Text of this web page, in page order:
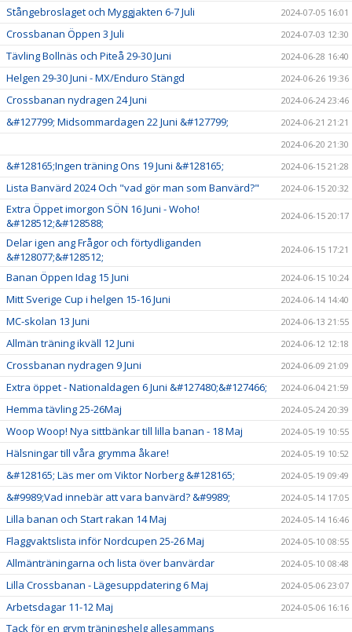
Stångebroslaget och Myggjakten 6-7 Juli 2024-07-05 16:01
Crossbanan Öppen 3 Juli 2024-07-03 12:30
Tävling Bollnäs och Piteå 29-30 Juni 2024-06-28 16:40
Helgen 29-30 Juni - MX/Enduro Stängd 2024-06-26 19:36
Crossbanan nydragen 24 Juni 2024-06-24 23:46
&#127799; Midsommardagen 22 Juni &#127799;
2024-06-21 21:21
2024-06-20 21:30
&#128165;Ingen träning Ons 19 Juni &#128165; 2024-06-15 21:28
Lista Banvärd 2024 Och "vad gör man som Banvärd?" 2024-06-15 20:32
Extra Öppet imorgon SÖN 16 Juni - Woho!
&#128512;&#128588;
2024-06-15 20:17
Delar igen ang Frågor och förtydliganden
&#128077;&#128512;
2024-06-15 17:21
Banan Öppen Idag 15 Juni 2024-06-15 10:24
Mitt Sverige Cup i helgen 15-16 Juni 2024-06-14 14:40
MC-skolan 13 Juni 2024-06-13 21:55
Allmän träning ikväll 12 Juni 2024-06-12 12:18
Crossbanan nydragen 9 Juni 2024-06-09 21:09
Extra öppet - Nationaldagen 6 Juni &#127480;&#127466; 2024-06-04 21:59
Hemma tävling 25-26Maj 2024-05-24 20:39
Woop Woop! Nya sittbänkar till lilla banan - 18 Maj 2024-05-19 10:55
Hälsningar till våra grymma åkare! 2024-05-19 10:52
&#128165; Läs mer om Viktor Norberg &#128165; 2024-05-19 09:49
&#9989;Vad innebär att vara banvärd? &#9989; 2024-05-14 17:05
Lilla banan och Start rakan 14 Maj 2024-05-14 16:46
Flaggvaktslista inför Nordcupen 25-26 Maj 2024-05-10 08:55
Allmänträningarna och lista över banvärdar 2024-05-10 08:48
Lilla Crossbanan - Lägesuppdatering 6 Maj 2024-05-06 23:07
Arbetsdagar 11-12 Maj 2024-05-06 16:16
Tack för en grym träningshelg allesammans